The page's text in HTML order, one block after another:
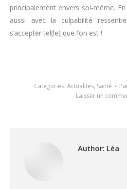
principalement envers soi-même.
aussi avec la culpabilité
s’accepter tel(le) que l’on est !
Categories: Actualités, Santé
Laisser un
Author: Léa